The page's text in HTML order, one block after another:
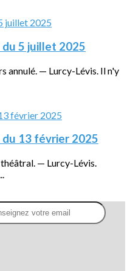
5 juillet 2025
annulé. — Lurcy-Lévis. Il n'y
13 février 2025
— Lurcy-Lévis.